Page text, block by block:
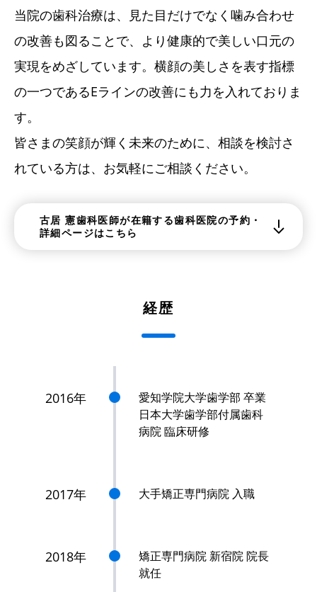
当院の歯科治療は、見た目だけでなく噛み合わせ
の改善も図ることで、より健康的で美しい口元の
実現をめざしています。横顔の美しさを表す指標
の一つであるEラインの改善にも力を入れておりま
す。
皆さまの笑顔が輝く未来のために、相談を検討さ
れている方は、お気軽にご相談ください。
古居 憲歯科医師が在籍する歯科医院の予約・
詳細ページはこちら
経歴
2016年
愛知学院大学歯学部 卒業
日本大学歯学部付属歯科
病院 臨床研修
2017年 大手矯正専門病院 入職
2018年
矯正専門病院 新宿院 院長
就任